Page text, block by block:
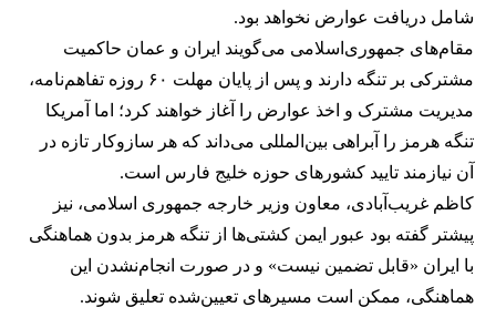
شامل دریافت عوارض نخواهد بود.
مقام‌های جمهوری‌اسلامی می‌گویند ایران و عمان حاکمیت
مشترکی بر تنگه دارند و پس از پایان مهلت ۶۰ روزه تفاهم‌نامه،
مدیریت مشترک و اخذ عوارض را آغاز خواهند کرد؛ اما آمریکا
تنگه هرمز را آبراهی بین‌المللی می‌داند که هر سازوکار تازه در
آن نیازمند تایید کشورهای حوزه خلیج فارس است.
کاظم غریب‌آبادی، معاون وزیر خارجه جمهوری اسلامی، نیز
پیشتر گفته بود عبور ایمن کشتی‌ها از تنگه هرمز بدون هماهنگی
با ایران «قابل تضمین نیست» و در صورت انجام‌نشدن این
هماهنگی، ممکن است مسیرهای تعیین‌شده تعلیق شوند.